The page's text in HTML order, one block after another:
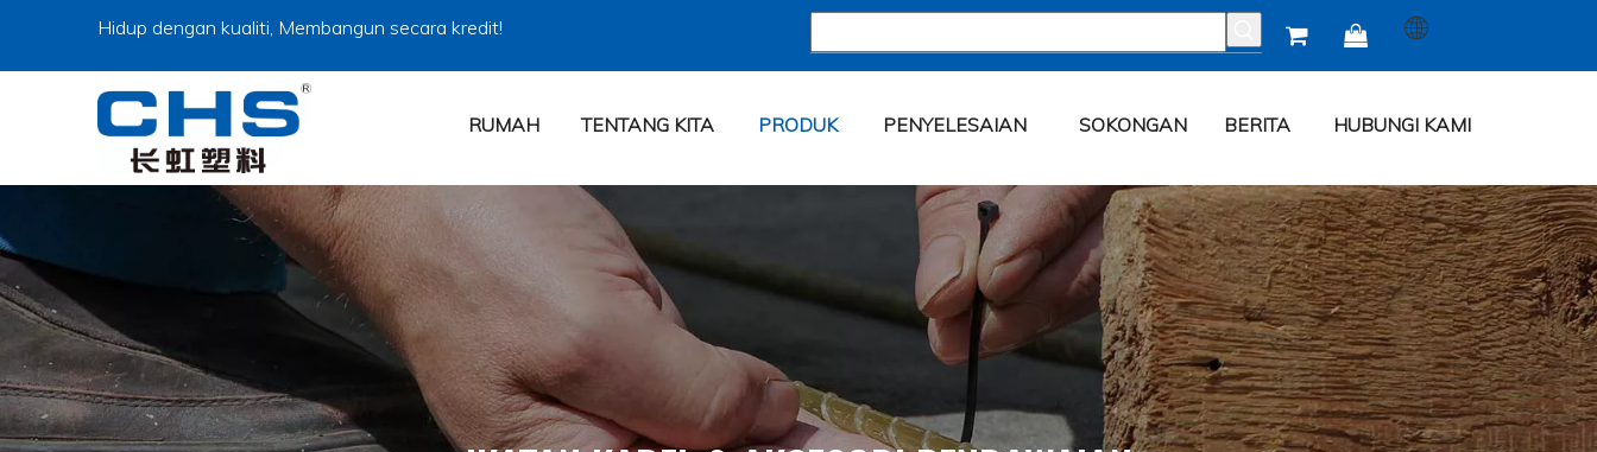
Hidup dengan kualiti, Membangun secara kredit!  
RUMAH TENTANG KITA PRODUK PENYELESAIAN SOKONGAN BERITA HUBUNGI KAMI